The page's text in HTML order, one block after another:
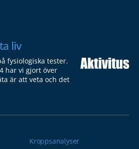
liv
fysiologiska tester.
har vi gjort över
är att veta och det
Kroppsanalyser